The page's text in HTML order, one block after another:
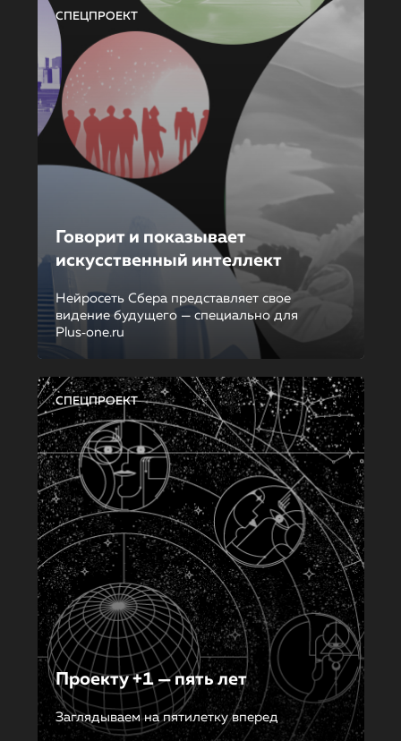
СПЕЦПРОЕКТ
Говорит и показывает
искусственный интеллект
Нейросеть Сбера представляет свое
видение будущего — специально для
Plus‑one.ru
СПЕЦПРОЕКТ
Проекту +1 — пять лет
Заглядываем на пятилетку вперед